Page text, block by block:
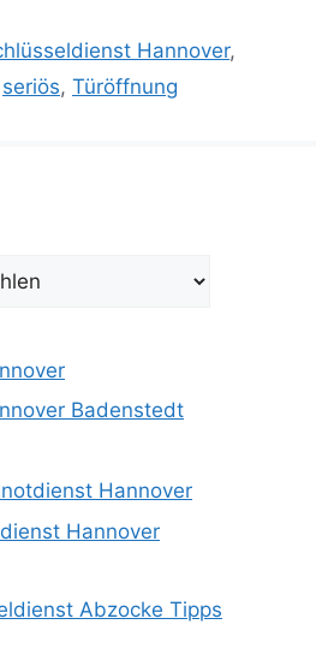
Hannover,
seriös, Türöffnung
Badenstedt
Hannover
Hannover
Abzocke Tipps